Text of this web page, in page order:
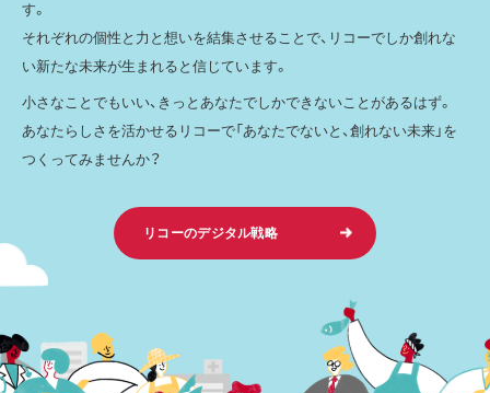
す。
それぞれの個性と力と想いを結集させることで、リコーでしか創れな
い新たな未来が生まれると信じています。
小さなことでもいい、きっとあなたでしかできないことがあるはず。
あなたらしさを活かせるリコーで「あなたでないと、創れない未来」を
つくってみませんか？
リコーのデジタル戦略